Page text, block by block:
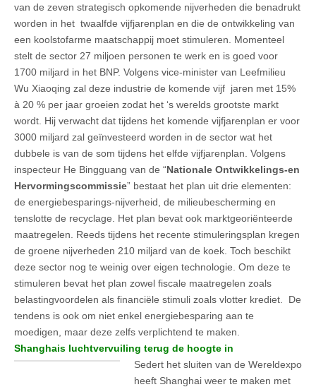
van de zeven strategisch opkomende nijverheden die benadrukt
worden in het twaalfde vijfjarenplan en die de ontwikkeling van
een koolstofarme maatschappij moet stimuleren. Momenteel
stelt de sector 27 miljoen personen te werk en is goed voor
1700 miljard in het BNP. Volgens vice-minister van Leefmilieu
Wu Xiaoqing zal deze industrie de komende vijf jaren met 15%
à 20 % per jaar groeien zodat het ‘s werelds grootste markt
wordt. Hij verwacht dat tijdens het komende vijfjarenplan er voor
3000 miljard zal geïnvesteerd worden in de sector wat het
dubbele is van de som tijdens het elfde vijfjarenplan. Volgens
inspecteur He Bingguang van de “Nationale Ontwikkelings-en
Hervormingscommissie” bestaat het plan uit drie elementen:
de energiebesparings-nijverheid, de milieubescherming en
tenslotte de recyclage. Het plan bevat ook marktgeoriënteerde
maatregelen. Reeds tijdens het recente stimuleringsplan kregen
de groene nijverheden 210 miljard van de koek. Toch beschikt
deze sector nog te weinig over eigen technologie. Om deze te
stimuleren bevat het plan zowel fiscale maatregelen zoals
belastingvoordelen als financiële stimuli zoals vlotter krediet. De
tendens is ook om niet enkel energiebesparing aan te
moedigen, maar deze zelfs verplichtend te maken.
Shanghais luchtvervuiling terug de hoogte in
Sedert het sluiten van de Wereldexpo
heeft Shanghai weer te maken met